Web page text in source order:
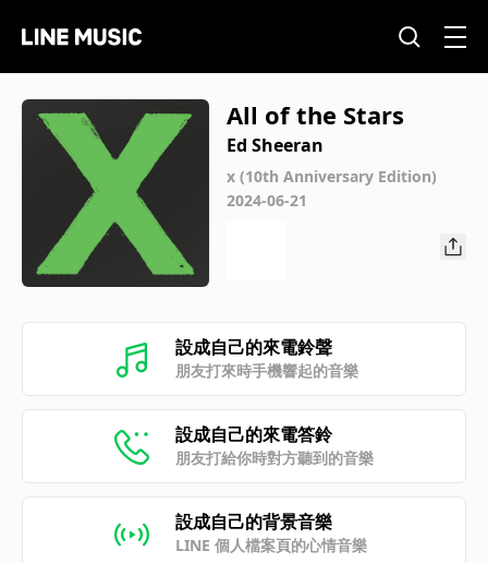
All of the Stars
Ed Sheeran
x (10th Anniversary Edition)
2024-06-21
設成自己的來電鈴聲
朋友打來時手機響起的音樂
設成自己的來電答鈴
朋友打給你時對方聽到的音樂
設成自己的背景音樂
LINE 個人檔案頁的心情音樂